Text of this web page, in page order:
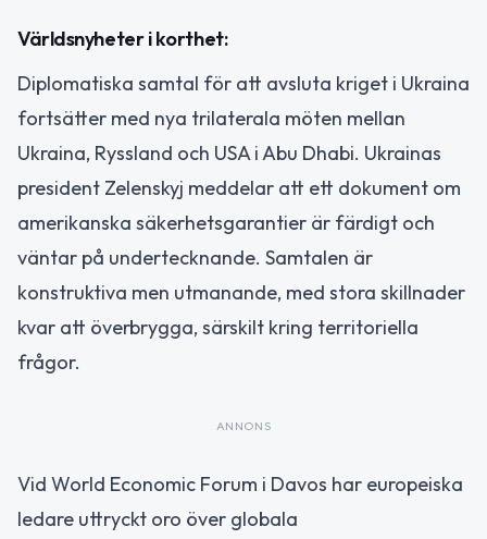
Världsnyheter i korthet:
Diplomatiska samtal för att avsluta kriget i Ukraina
fortsätter med nya trilaterala möten mellan
Ukraina, Ryssland och USA i Abu Dhabi. Ukrainas
president Zelenskyj meddelar att ett dokument om
amerikanska säkerhetsgarantier är färdigt och
väntar på undertecknande. Samtalen är
konstruktiva men utmanande, med stora skillnader
kvar att överbrygga, särskilt kring territoriella
frågor.
ANNONS
Vid World Economic Forum i Davos har europeiska
ledare uttryckt oro över globala